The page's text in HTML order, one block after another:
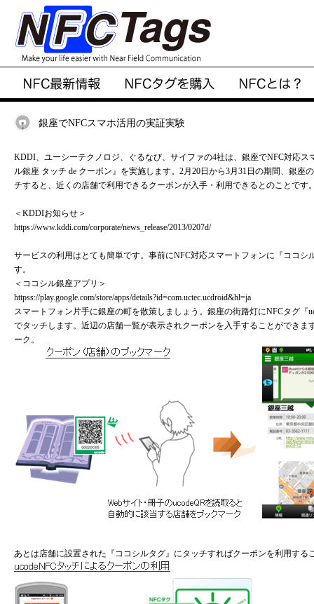
銀座でNFCスマホ活用の実証実験
KDDI、ユーシーテクノロジ、ぐるなび、サイファの4社は、銀座でNFC対応
ル銀座 タッチ de クーポン』を実施します。2月20日から3月31日の期間、銀座
チすると、近くの店舗で利用できるクーポンが入手・利用できるとのことです
＜KDDIお知らせ＞
https://www.kddi.com/corporate/news_release/2013/0207d/
サービスの利用はとても簡単です。事前にNFC対応スマートフォンに『ココ
す。
＜ココシル銀座アプリ＞
httpss://play.google.com/store/apps/details?id=com.uctec.ucdroid&hl=ja
スマートフォン片手に銀座の町を散策しましょう。銀座の街路灯にNFCタグ『
でタッチします。近辺の店舗一覧が表示されクーポンを入手することができ
ーク。
あとは店舗に設置された『ココシルタグ』にタッチすればクーポンを利用する